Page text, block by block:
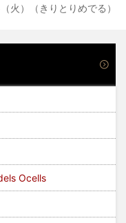
火）（きりとりめでる）
Ocells